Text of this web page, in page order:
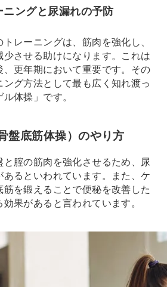
ングと尿漏れの予防
レーニングは、筋肉を強化し、
少させる助けになります。これは
、更年期において重要です。その
グ方法として最も広く知れ渡っ
体操」です。
盤底筋体操）のやり方
腟の筋肉を強化させるため、尿
るといわれています。また、ケ
筋を鍛えることで便秘を改善した
果があると言われています。